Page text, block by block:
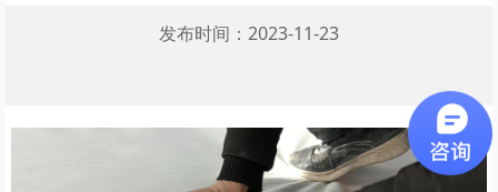
发布时间：2023-11-23